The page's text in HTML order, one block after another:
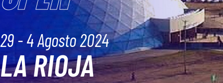
29 - 4 Agosto 2024
LA RIOJA